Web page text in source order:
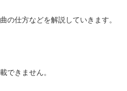
の仕方などを解説していきます。
できません。